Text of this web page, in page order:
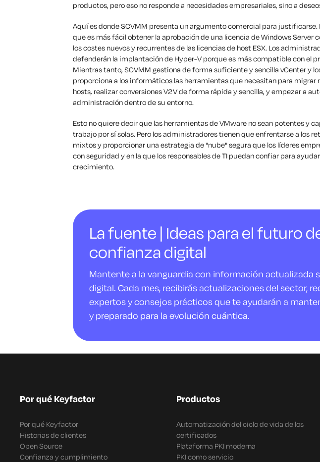
productos, pero eso no responde a necesidades empresariales, sino a
Aquí es donde SCVMM presenta un argumento comercial para
que es más fácil obtener la aprobación de una licencia de Windows Server
los costes nuevos y recurrentes de las licencias de host ESX. Los
defenderán la implantación de Hyper-V porque es más compatible con el
Mientras tanto, SCVMM gestiona de forma suficiente y sencilla vCenter y
proporciona a los informáticos las herramientas que necesitan para
hosts, realizar conversiones V2V de forma rápida y sencilla, y empezar a
administración dentro de su entorno.
Esto no quiere decir que las herramientas de VMware no sean potentes y
trabajo por sí solas. Pero los administradores tienen que enfrentarse a los
mixtos y proporcionar una estrategia de "nube" segura que los líderes
con seguridad y en la que los responsables de TI puedan confiar para
crecimiento.
La fuente | Ideas para el futuro
confianza digital
Mantente a la vanguardia con información actualizada
digital. Cada mes, recibirás actualizaciones del sector,
expertos y consejos prácticos que te ayudarán a
y preparado para la evolución cuántica.
Por qué Keyfactor
Por qué Keyfactor
Historias de clientes
Open Source
Confianza y cumplimiento
Productos
Automatización del ciclo de vida de los
certificados
Plataforma PKI moderna
PKI como servicio